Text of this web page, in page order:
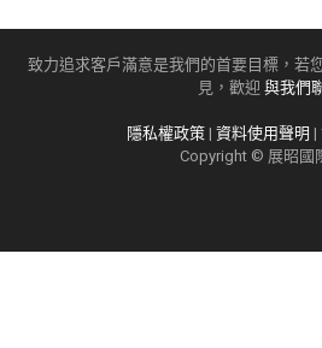
致力追求客戶滿意是我們的首要目標，若
見，歡迎 與我們
隱私權政策| 資料使用聲明 |
Copyright © 展昭國